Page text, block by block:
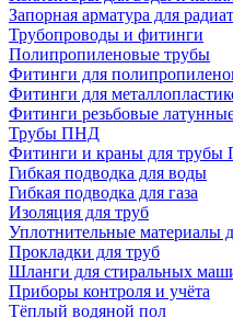
Запорная арматура для
Трубопроводы и фитинги
Полипропиленовые трубы
Фитинги для
Фитинги для
Фитинги резьбовые
Трубы ПНД
Фитинги и краны для
Гибкая подводка для воды
Гибкая подводка для газа
Изоляция для труб
Уплотнительные материалы
Прокладки для труб
Шланги для стиральных
Приборы контроля и учёта
Тёплый водяной пол